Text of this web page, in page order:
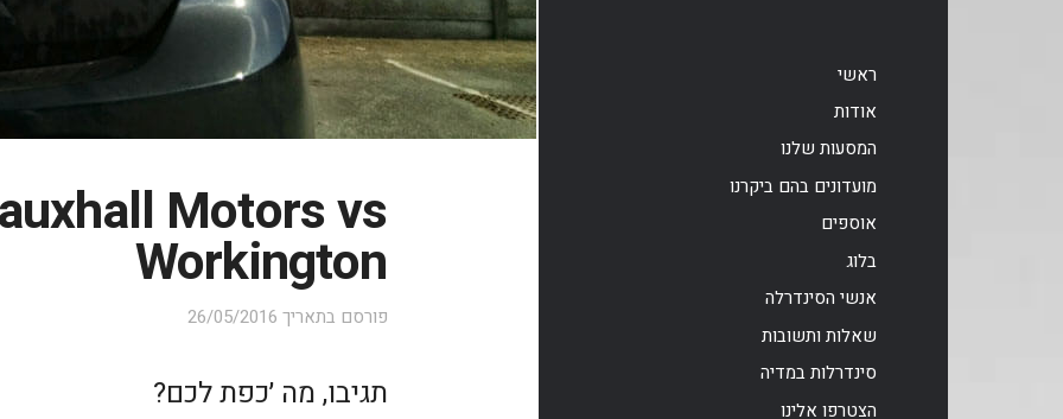
ראשי
אודות
המסעות שלנו
מועדונים בהם ביקרנו
אוספים
בלוג
אנשי הסינדרלה
שאלות ותשובות
סינדרלות במדיה
הצטרפו אלינו
Motors vs
Workington
פורסם בתאריך 26/05/2016
תגיבו, מה ׳כפת לכם?